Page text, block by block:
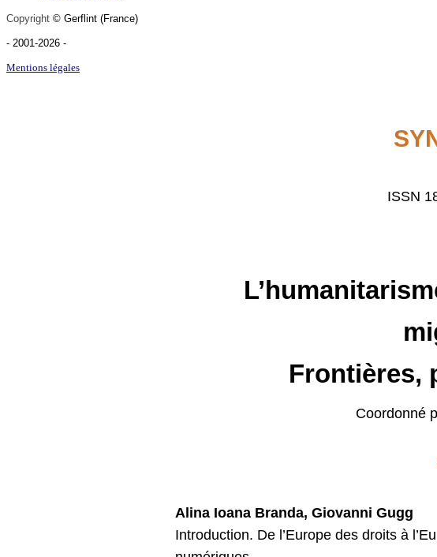
Copyright © Gerflint (France)
- 2001-2026 -
Mentions légales
ISSN
Frontières,
Coordonné
Alina Ioana Branda, Giovanni Gugg
Introduction. De l’Europe des droits à